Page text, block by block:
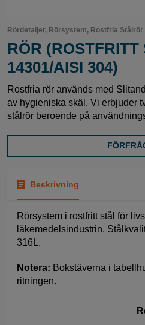
Rördetaljer, Rörsystem, Rostfria Stålrör
RÖR (ROSTFRITT
14301/AISI 304)
Rostfria rör används med
av hygieniska skäl. Vi erbjuder
stålrör beroende på
Beskrivning
Rörsystem i rostfritt stål för
läkemedelsindustrin.
316L.
Notera: Bokstäverna i
ritningen.